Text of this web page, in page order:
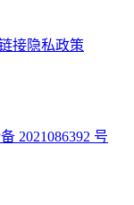
接隐私政策
2021086392 号